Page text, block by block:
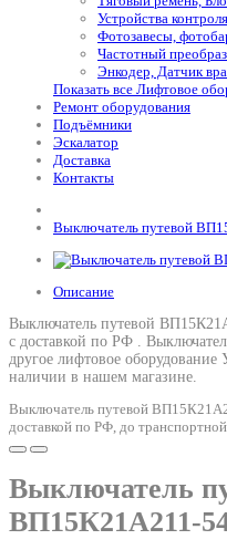
Устройства
Фотозавесы,
Частотный
Энкодер, Датчик
Показать все Лифтовое
Ремонт оборудования
Подъёмники
Эскалатор
Доставка
Контакты
Выключатель путевой
Описание
Выключатель путевой
с доставкой по РФ .
другое лифтовое оборудование
наличии в нашем магазине.
Выключатель путевой
доставкой по РФ, до
Выключатель
ВП15К21А211-